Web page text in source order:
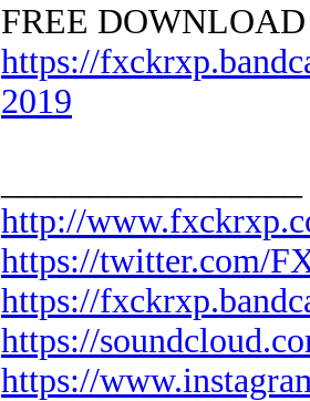
FREE
https://
2019
http://
https://twitter.com/
https://
https://
https://